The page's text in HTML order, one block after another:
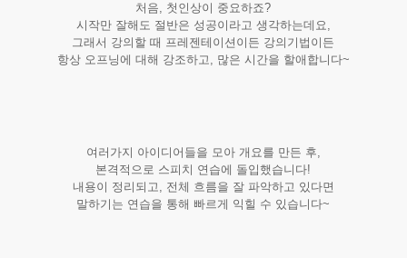
처음, 첫인상이 중요하죠?
시작만 잘해도 절반은 성공이라고 생각하는데요,
그래서 강의할 때 프레젠테이션이든 강의기법이든
항상 오프닝에 대해 강조하고, 많은 시간을 할애합니다~
여러가지 아이디어들을 모아 개요를 만든 후,
본격적으로 스피치 연습에 돌입했습니다!
내용이 정리되고, 전체 흐름을 잘 파악하고 있다면
말하기는 연습을 통해 빠르게 익힐 수 있습니다~